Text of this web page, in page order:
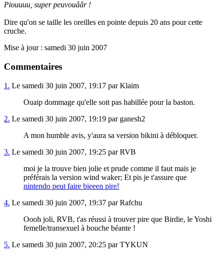
Piouuuu, super peuvouââr !
Dire qu'on se taille les oreilles en pointe depuis 20 ans pour cette
cruche.
Mise à jour : samedi 30 juin 2007
Commentaires
1. Le samedi 30 juin 2007, 19:17 par Klaim
Ouaip dommage qu'elle soit pas habillée pour la baston.
2. Le samedi 30 juin 2007, 19:19 par ganesh2
A mon humble avis, y'aura sa version bikini à débloquer.
3. Le samedi 30 juin 2007, 19:25 par RVB
moi je la trouve bien jolie et prude comme il faut mais je
préférais la version wind waker; Et pis je t'assure que
nintendo peut faire bieeen pire!
4. Le samedi 30 juin 2007, 19:37 par Rafchu
Oooh joli, RVB, t'as réussi à trouver pire que Birdie, le Yoshi
femelle/transexuel à bouche béante !
5. Le samedi 30 juin 2007, 20:25 par TYKUN